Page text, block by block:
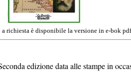
a richiesta è disponibile la versione in e-bok pdf
edizione data alle stampe in